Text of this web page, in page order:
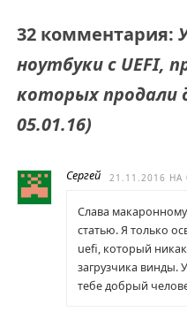
32 комментария:
ноутбуки c UEFI,
которых продали
05.01.16)
Сергей 21.11.2016 НА
Слава
статью. Я только
uefi, который
загрузчика винды.
тебе добрый